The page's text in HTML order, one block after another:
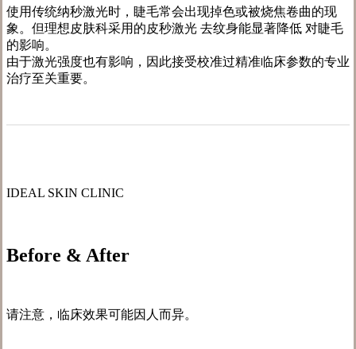
使用传统纳秒激光时，睫毛常会出现掉色或被烧焦卷曲的现
象。但理想皮肤科采用的皮秒激光 去纹身能显著降低 对睫毛
的影响。
由于激光强度也有影响，因此接受校准过精准临床参数的专业
治疗至关重要。
IDEAL SKIN CLINIC
Before & After
请注意，临床效果可能因人而异。